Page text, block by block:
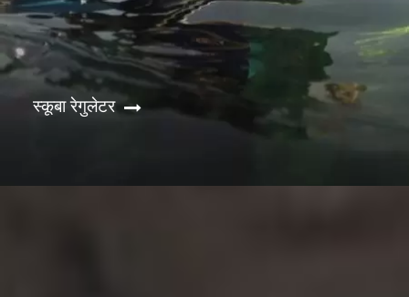
स्कूबा रेगुलेटर